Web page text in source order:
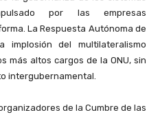
por las empresas
La Respuesta Autónoma de
del multilateralismo
más altos cargos de la ONU, sin
intergubernamental.
de la Cumbre de las